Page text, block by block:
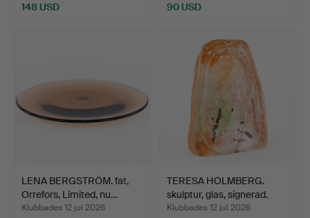
148 USD 90 USD
LENA BERGSTRÖM. fat,
Orrefors, Limited, nu…
Klubbades 12 jul 2026
TERESA HOLMBERG.
skulptur, glas, signerad.
Klubbades 12 jul 2026